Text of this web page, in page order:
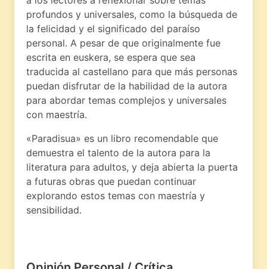
profundos y universales, como la búsqueda de
la felicidad y el significado del paraíso
personal. A pesar de que originalmente fue
escrita en euskera, se espera que sea
traducida al castellano para que más personas
puedan disfrutar de la habilidad de la autora
para abordar temas complejos y universales
con maestría.
«Paradisua» es un libro recomendable que
demuestra el talento de la autora para la
literatura para adultos, y deja abierta la puerta
a futuras obras que puedan continuar
explorando estos temas con maestría y
sensibilidad.